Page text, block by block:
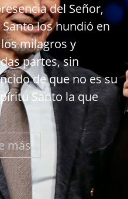
del Señor,
los hundió en
milagros y
partes, sin
de que no es su
Santo la que
más